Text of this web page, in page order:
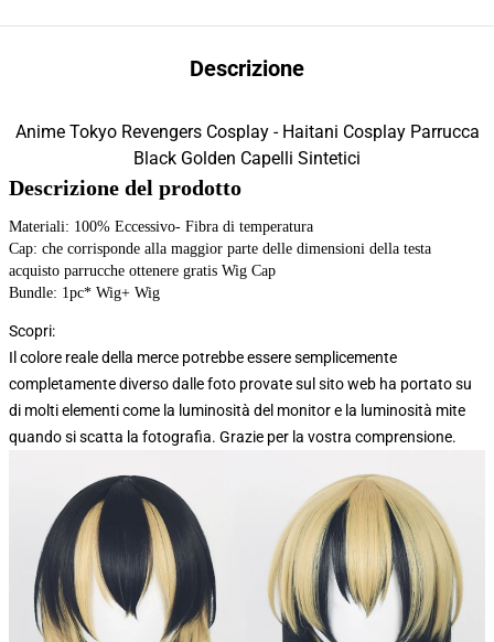
Descrizione
Anime Tokyo Revengers Cosplay - Haitani Cosplay Parrucca
Black Golden Capelli Sintetici
Descrizione del prodotto
Materiali: 100% Eccessivo- Fibra di temperatura
Cap: che corrisponde alla maggior parte delle dimensioni della testa
acquisto parrucche ottenere gratis Wig Cap
Bundle: 1pc* Wig+ Wig
Scopri:
Il colore reale della merce potrebbe essere semplicemente
completamente diverso dalle foto provate sul sito web ha portato su
di molti elementi come la luminosità del monitor e la luminosità mite
quando si scatta la fotografia. Grazie per la vostra comprensione.